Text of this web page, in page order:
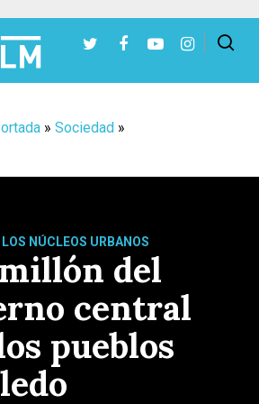
» Sociedad»
NÚCLEOS URBANOS
del
central
pueblos